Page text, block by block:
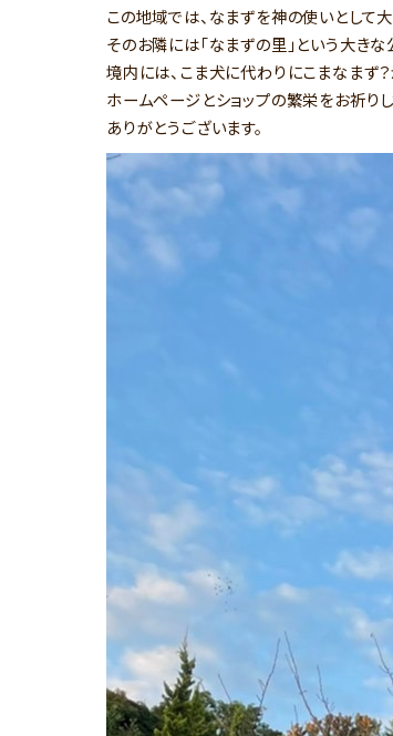
この地域では、なまずを神の使いとして大
そのお隣には「なまずの里」という大きな
境内には、こま犬に代わりにこまなまず？
ホームページとショップの繁栄をお祈りし
ありがとうございます。